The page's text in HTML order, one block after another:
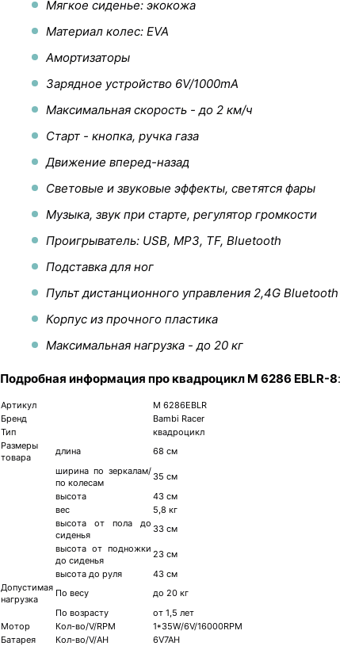
Мягкое сиденье: экокожа
Материал колес: EVA
Амортизаторы
Зарядное устройство 6V/1000mA
Максимальная скорость - до 2 км/ч
Старт - кнопка, ручка газа
Движение вперед-назад
Световые и звуковые эффекты, светятся фары
Музыка, звук при старте, регулятор громкости
Проигрыватель: USB, MP3, TF, Bluetooth
Подставка для ног
Пульт дистанционного управления 2,4G Bluetooth
Корпус из прочного пластика
Максимальная нагрузка - до 20 кг
Подробная информация про квадроцикл M 6286 EBLR-8:
Артикул
M 6286EBLR
Бренд
Bambi Racer
Тип
квадроцикл
Размеры
товара
длина
68 см
ширина по зеркалам/
по колесам
35 см
высота
43 см
вес
5,8 кг
высота от пола до
сиденья
33 см
высота от подножки
до сиденья
23 см
высота до руля
43 см
Допустимая
нагрузка
По весу
до 20 кг
По возрасту
от 1,5 лет
Мотор
Кол-во/V/RPM
1*35W/6V/16000RPM
Батарея
Кол-во/V/AH
6V7AH